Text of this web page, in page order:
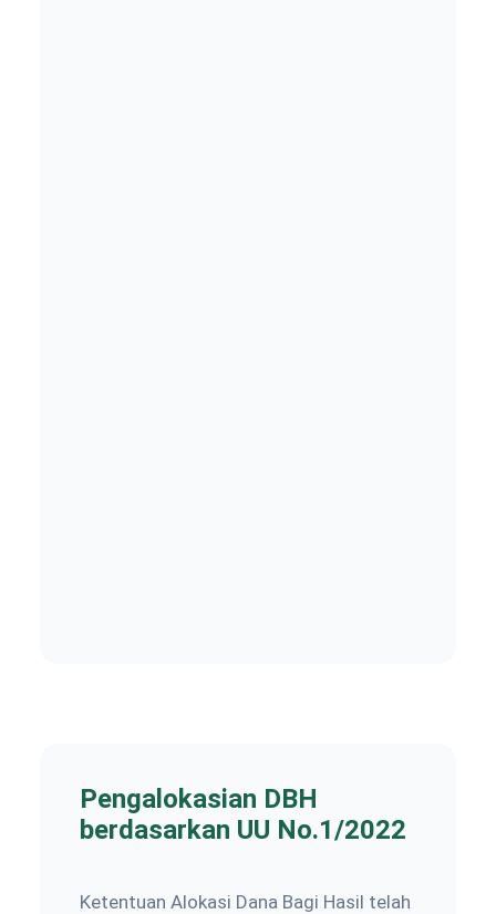
Pengalokasian DBH
berdasarkan UU No.1/2022
Ketentuan Alokasi Dana Bagi Hasil telah